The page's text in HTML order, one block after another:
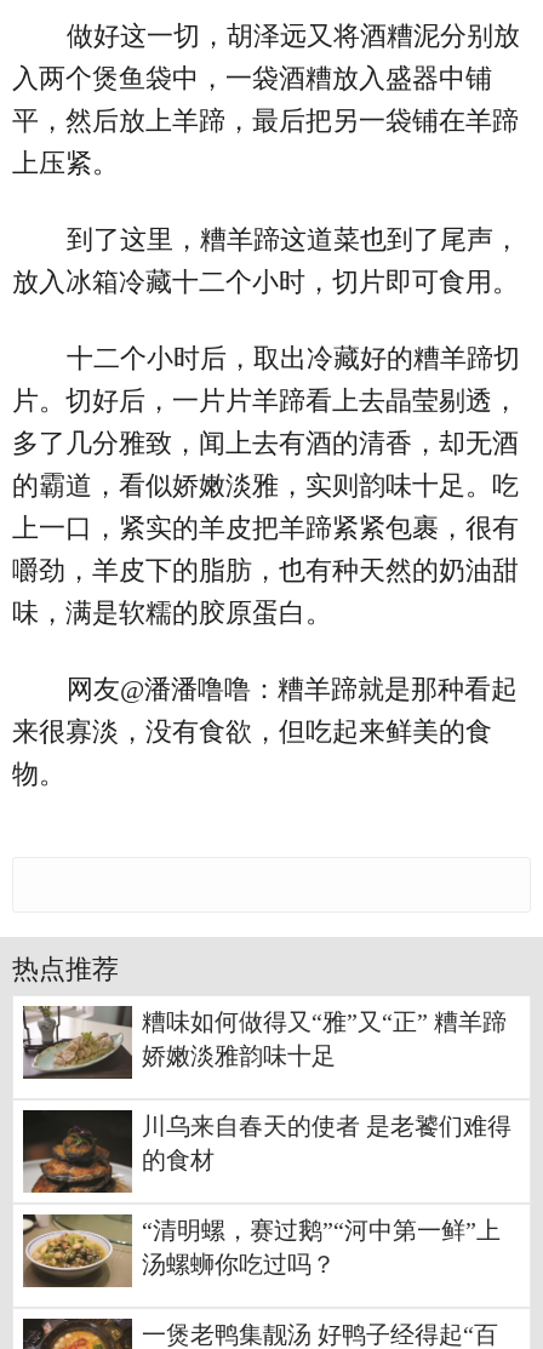
做好这一切，胡泽远又将酒糟泥分别放
入两个煲鱼袋中，一袋酒糟放入盛器中铺
平，然后放上羊蹄，最后把另一袋铺在羊蹄
上压紧。
到了这里，糟羊蹄这道菜也到了尾声，
放入冰箱冷藏十二个小时，切片即可食用。
十二个小时后，取出冷藏好的糟羊蹄切
片。切好后，一片片羊蹄看上去晶莹剔透，
多了几分雅致，闻上去有酒的清香，却无酒
的霸道，看似娇嫩淡雅，实则韵味十足。吃
上一口，紧实的羊皮把羊蹄紧紧包裹，很有
嚼劲，羊皮下的脂肪，也有种天然的奶油甜
味，满是软糯的胶原蛋白。
网友@潘潘噜噜：糟羊蹄就是那种看起
来很寡淡，没有食欲，但吃起来鲜美的食
物。
热点推荐
糟味如何做得又“雅”又“正” 糟羊蹄
娇嫩淡雅韵味十足
川乌来自春天的使者 是老饕们难得
的食材
“清明螺，赛过鹅”“河中第一鲜”上
汤螺蛳你吃过吗？
一煲老鸭集靓汤 好鸭子经得起“百